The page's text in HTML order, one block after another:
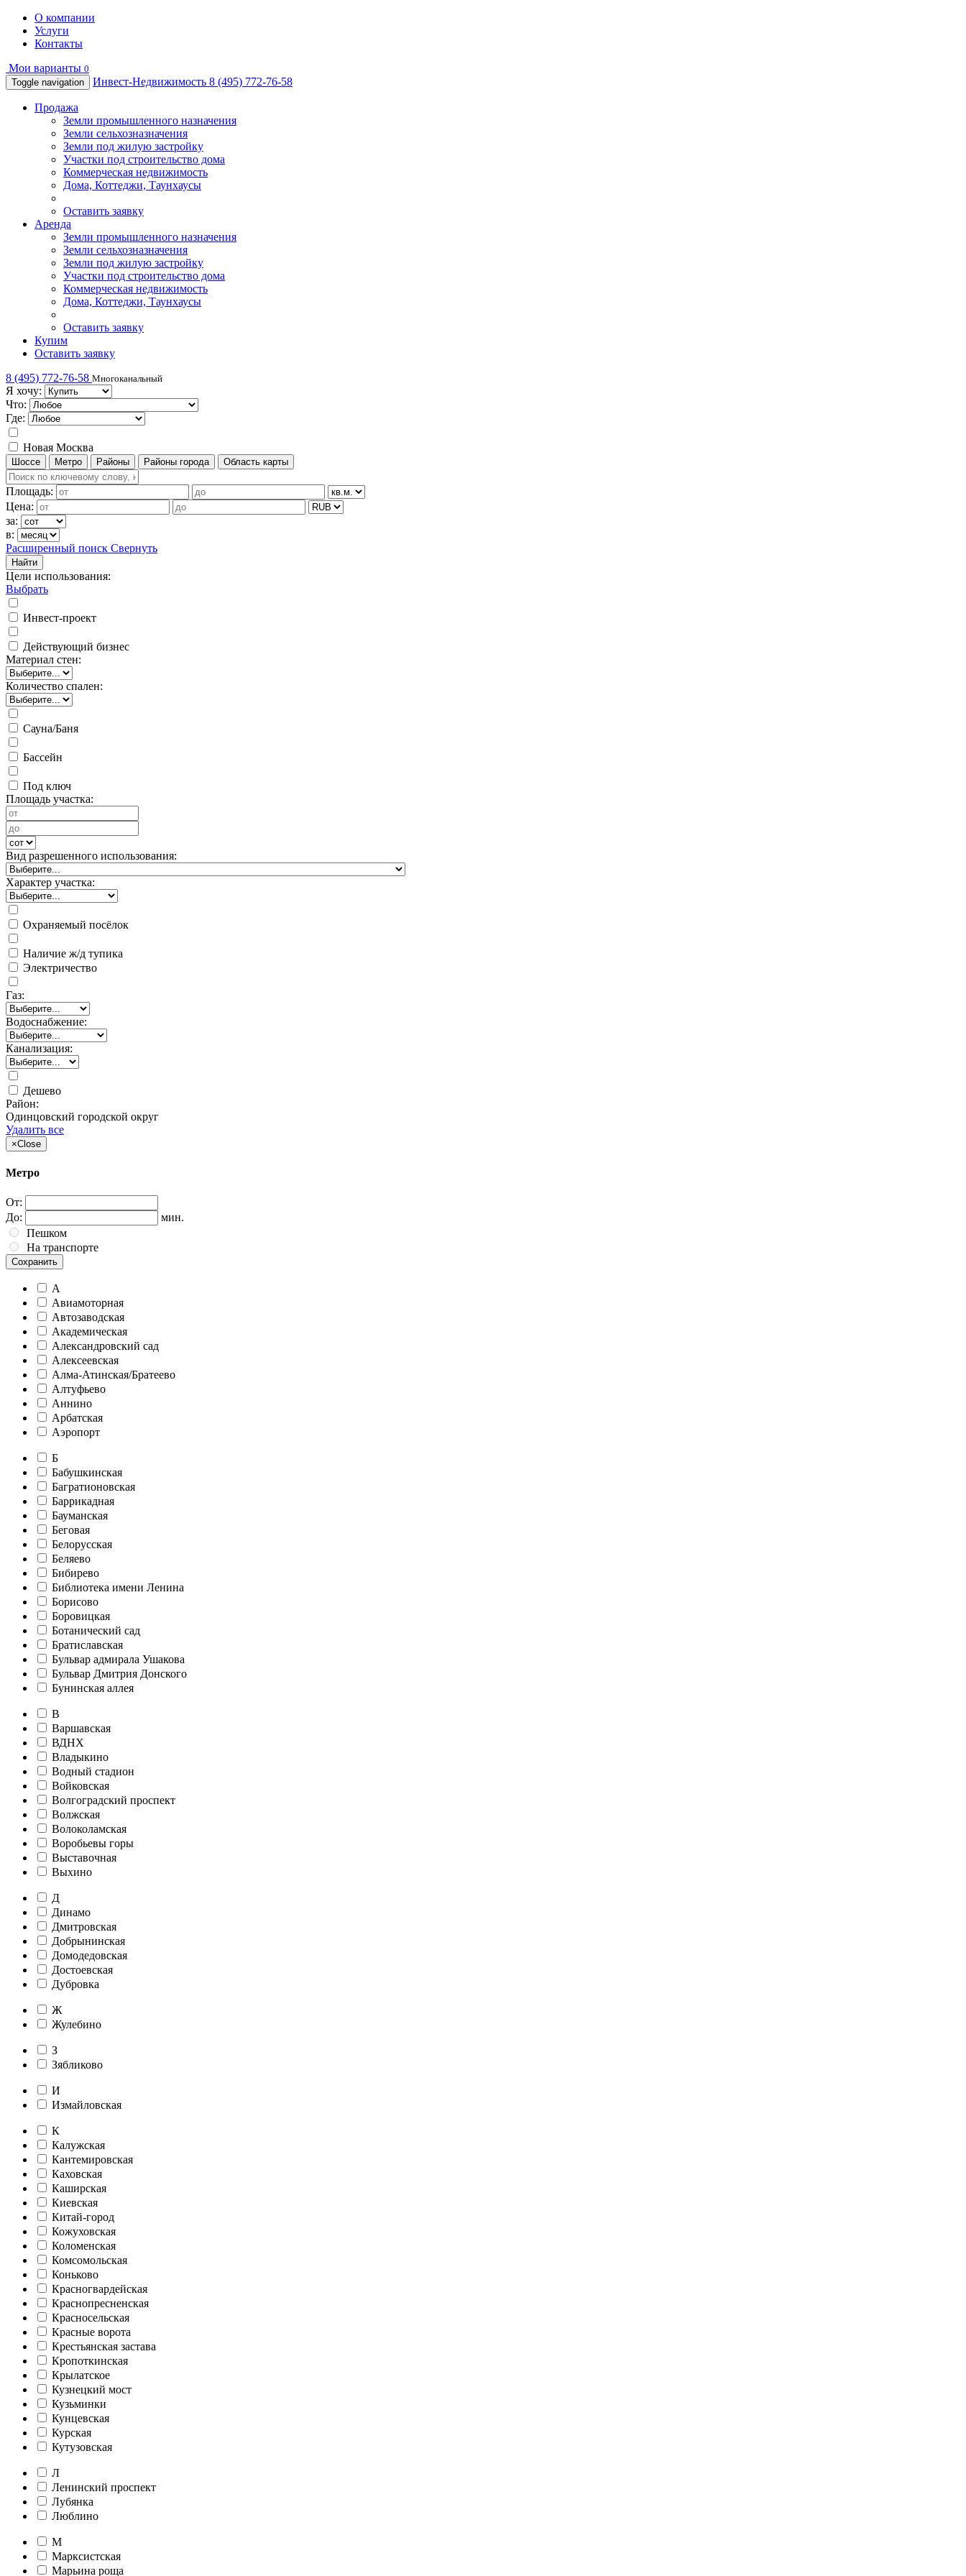
О компании
Услуги
Контакты
Мои варианты 0
Toggle navigation
Инвест-Недвижимость 8 (495) 772-76-58
Продажа
Земли промышленного назначения
Земли сельхозназначения
Земли под жилую застройку
Участки под строительство дома
Коммерческая недвижимость
Дома, Коттеджи, Таунхаусы
Оставить заявку
Аренда
Земли промышленного назначения
Земли сельхозназначения
Земли под жилую застройку
Участки под строительство дома
Коммерческая недвижимость
Дома, Коттеджи, Таунхаусы
Оставить заявку
Купим
Оставить заявку
8 (495) 772-76-58 Многоканальный
Я хочу:
Что:
Где:
Новая Москва
Шоссе Метро Районы Районы города Область карты
Площадь:
Цена:
за:
в:
Расширенный поиск Свернуть
Найти
Цели использования:
Выбрать
Инвест-проект
Действующий бизнес
Материал стен:
Количество спален:
Сауна/Баня
Бассейн
Под ключ
Площадь участка:
Вид разрешенного использования:
Характер участка:
Охраняемый посёлок
Наличие ж/д тупика
Электричество
Газ:
Водоснабжение:
Канализация:
Дешево
Район:
Одинцовский городской округ
Удалить все
×Close
Метро
От:
До:
мин.
Пешком
На транспорте
Сохранить
А
Авиамоторная
Автозаводская
Академическая
Александровский сад
Алексеевская
Алма-Атинская/Братеево
Алтуфьево
Аннино
Арбатская
Аэропорт
Б
Бабушкинская
Багратионовская
Баррикадная
Бауманская
Беговая
Белорусская
Беляево
Бибирево
Библиотека имени Ленина
Борисово
Боровицкая
Ботанический сад
Братиславская
Бульвар адмирала Ушакова
Бульвар Дмитрия Донского
Бунинская аллея
В
Варшавская
ВДНХ
Владыкино
Водный стадион
Войковская
Волгоградский проспект
Волжская
Волоколамская
Воробьевы горы
Выставочная
Выхино
Д
Динамо
Дмитровская
Добрынинская
Домодедовская
Достоевская
Дубровка
Ж
Жулебино
З
Зябликово
И
Измайловская
К
Калужская
Кантемировская
Каховская
Каширская
Киевская
Китай-город
Кожуховская
Коломенская
Комсомольская
Коньково
Красногвардейская
Краснопресненская
Красносельская
Красные ворота
Крестьянская застава
Кропоткинская
Крылатское
Кузнецкий мост
Кузьминки
Кунцевская
Курская
Кутузовская
Л
Ленинский проспект
Лубянка
Люблино
М
Марксистская
Марьина роща